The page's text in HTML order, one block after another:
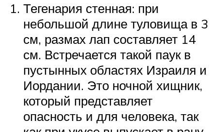
Тегенария стенная: при
небольшой длине туловища в 3
см, размах лап составляет 14
см. Встречается такой паук в
пустынных областях Израиля и
Иордании. Это ночной хищник,
который представляет
опасность и для человека, так